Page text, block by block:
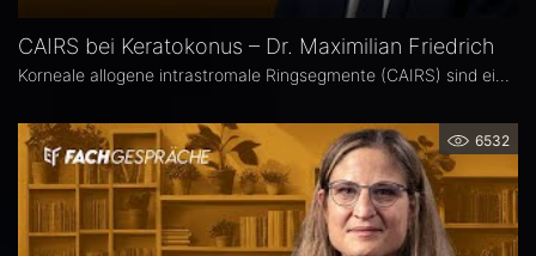
CAIRS bei Keratokonus – Dr. Maximilian Friedrich
6532